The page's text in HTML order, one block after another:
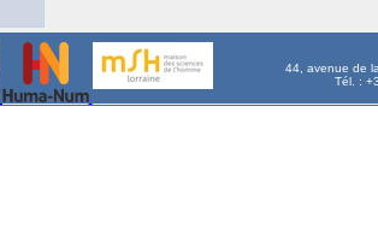
44, avenue de
Tél. :